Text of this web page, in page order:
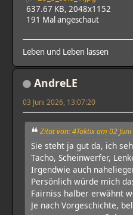
637.67 KB, 2048x1152
191 Mal angeschaut
Leben und Leben lassen
AndreLE
03 Juni 2026, 13:07:20
Zitat von: 4Taktix am 02
Sie steht ja gut da, ich
Tacho, Scheinwerfer,
Irgendwie auch
Persönlich würde mich
Fairniss halber erwähnt
Je nach Vorgeschichte,